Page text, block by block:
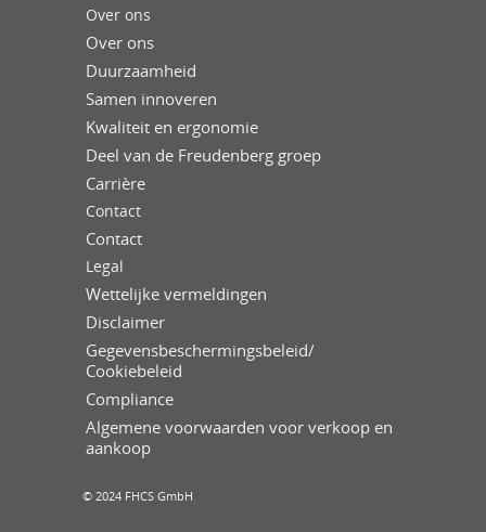
Over ons
Over ons
Duurzaamheid
Samen innoveren
Kwaliteit en ergonomie
Deel van de Freudenberg groep
Carrière
Contact
Contact
Legal
Wettelijke vermeldingen
Disclaimer
Gegevensbeschermingsbeleid/
Cookiebeleid
Compliance
Algemene voorwaarden voor verkoop en
aankoop
© 2024 FHCS GmbH